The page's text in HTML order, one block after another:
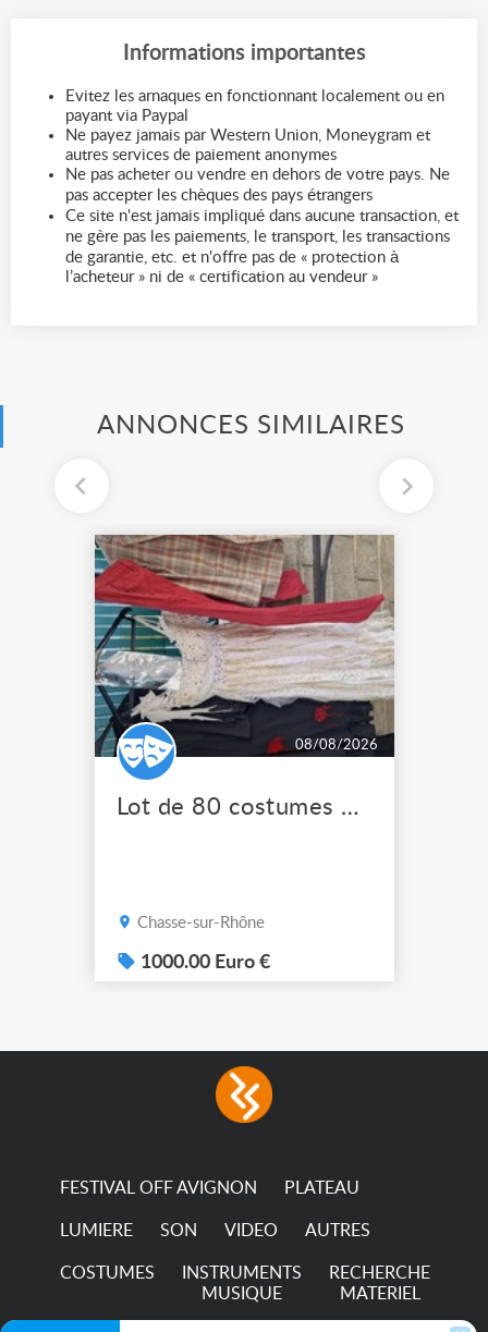
Informations importantes
Evitez les arnaques en fonctionnant localement ou en
payant via Paypal
Ne payez jamais par Western Union, Moneygram et
autres services de paiement anonymes
Ne pas acheter ou vendre en dehors de votre pays. Ne
pas accepter les chèques des pays étrangers
Ce site n'est jamais impliqué dans aucune transaction, et
ne gère pas les paiements, le transport, les transactions
de garantie, etc. et n'offre pas de « protection à
l’acheteur » ni de « certification au vendeur »
ANNONCES SIMILAIRES
08/08/2026
Lot de 80 costumes de scène pro
Chasse-sur-Rhône
1000.00 Euro €
FESTIVAL OFF AVIGNON PLATEAU
LUMIERE SON VIDEO AUTRES
COSTUMES
INSTRUMENTS
MUSIQUE
RECHERCHE
MATERIEL